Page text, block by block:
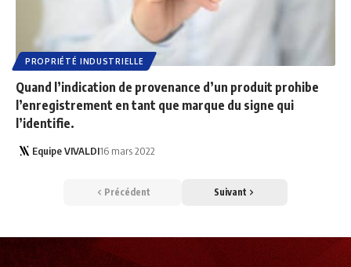
PROPRIÉTÉ INDUSTRIELLE
Quand l’indication de provenance d’un produit prohibe
l’enregistrement en tant que marque du signe qui
l’identifie.
Equipe VIVALDI16 mars 2022
Précédent Suivant